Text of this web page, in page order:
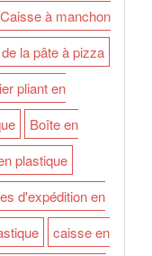
Caisse à manchon
la pâte à pizza
pliant en
Boîte en
plastique
d'expédition en
caisse en